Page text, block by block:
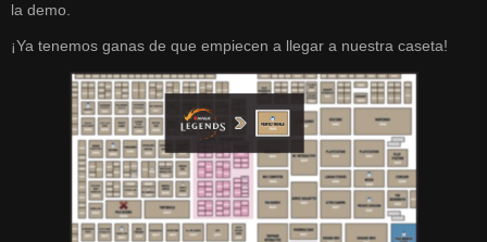
la demo.
¡Ya tenemos ganas de que empiecen a llegar a nuestra caseta!